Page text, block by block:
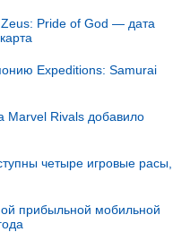
Pride of God — дата
Expeditions: Samurai
Marvel Rivals добавило
четыре игровые расы,
прибыльной мобильной